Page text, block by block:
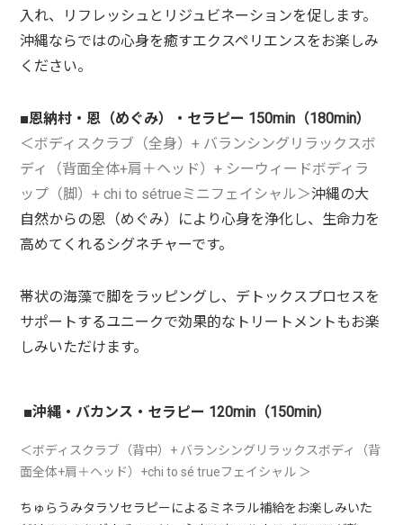
入れ、リフレッシュ とリジュビネーションを促します。
沖縄ならではの心身を癒すエクスペリエンスをお楽しみ
ください。
■恩納村・恩（めぐみ）・セラピー 150min （180min）
＜​​ボディスクラブ（全身）+ バランシングリラックスボ
ディ（背面全体+肩＋ヘッド）+ シーウィードボディラ
ップ （脚）+ chi to sétrueミニフェイシャル＞沖縄の大
自然からの恩（めぐみ）により心身を浄化し、生命力を
高めてくれるシグネチャーです。
帯状の海藻で脚をラッピングし、デトックスプロセスを
サポートするユニークで効果的なトリートメントもお楽
しみいただけます。
■沖縄・バカンス・セラピー 120min （150min）
＜ボディスクラブ（背中） + バランシングリラックスボディ（背
面全体+肩＋ヘッド） +chi to sé trueフェイシャル ＞
ちゅらうみタラソセラピーによるミネラル補給をお楽しみいた